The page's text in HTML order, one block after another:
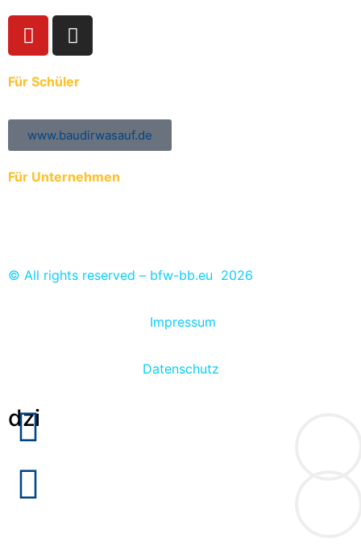
Für Schüler
www.baudirwasauf.de
Für Unternehmen
© All rights reserved – bfw-bb.eu 2026
Impressum
Datenschutz
dzi